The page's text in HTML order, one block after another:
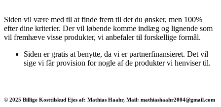
Siden vil være med til at finde frem til det du ønsker, men 100%
efter dine kriterier. Der vil løbende komme indlæg og lignende som
vil fremhæve visse produkter, vi anbefaler til forskellige formål.
Siden er gratis at benytte, da vi er partnerfinansieret. Det vil
sige vi får provision for nogle af de produkter vi henviser til.
© 2025 Billige Kosttilskud Ejes af: Mathias Haahr, Mail: mathiashaahr2004@gmail.com